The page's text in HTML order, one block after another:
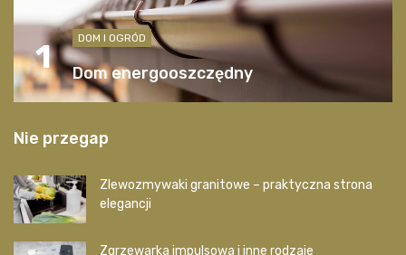
1 DOM I OGRÓD
Dom energooszczędny
Nie przegap
Zlewozmywaki granitowe – praktyczna strona
elegancji
Zgrzewarka impulsowa i inne rodzaje